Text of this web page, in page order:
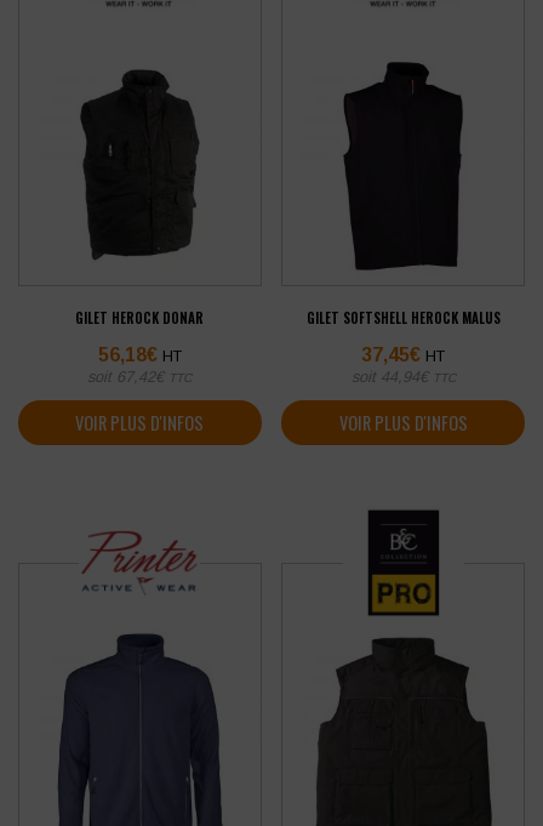
GILET HEROCK DONAR
56,18€ HT
soit 67,42€ TTC
VOIR PLUS D'INFOS
GILET SOFTSHELL HEROCK MALUS
37,45€ HT
soit 44,94€ TTC
VOIR PLUS D'INFOS